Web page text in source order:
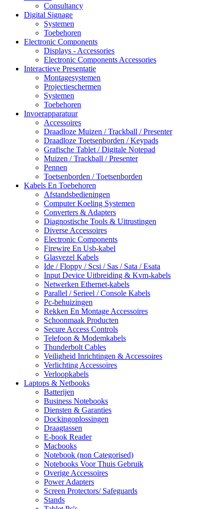
Consultancy
Digital Signage
Systemen
Toebehoren
Electronic Components
Displays - Accessories
Electronic Components Accessories
Interactieve Presentatie
Montagesystemen
Projectieschermen
Systemen
Toebehoren
Invoerapparatuur
Accessoires
Draadloze Muizen / Trackball / Presenter
Draadloze Toetsenborden / Keypads
Grafische Tablet / Digitale Notepad
Muizen / Trackball / Presenter
Pennen
Toetsenborden / Toetsenborden
Kabels En Toebehoren
Afstandsbedieningen
Computer Koeling Systemen
Converters & Adapters
Diagnostische Tools & Uitrustingen
Diverse Accessoires
Electronic Components
Firewire En Usb-kabel
Glasvezel Kabels
Ide / Floppy / Scsi / Sas / Sata / Esata
Input Device Uitbreiding & Kvm-kabels
Netwerken Ethernet-kabels
Parallel / Serieel / Console Kabels
Pc-behuizingen
Rekken En Montage Accessoires
Schoonmaak Producten
Secure Access Controls
Telefoon & Modemkabels
Thunderbolt Cables
Veiligheid Inrichtingen & Accessoires
Verlichting Accessoires
Verloopkabels
Laptops & Netbooks
Batterijen
Business Notebooks
Diensten & Garanties
Dockingoplossingen
Draagtassen
E-book Reader
Macbooks
Notebook (non Categorised)
Notebooks Voor Thuis Gebruik
Overige Accessoires
Power Adapters
Screen Protectors/ Safeguards
Stands